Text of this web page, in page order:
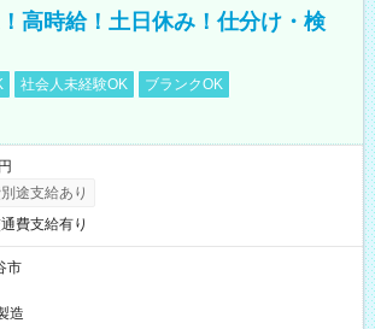
高時給！土日休み！仕分け・検
社会人未経験OK
ブランクOK
途支給あり
費支給有り
市
造